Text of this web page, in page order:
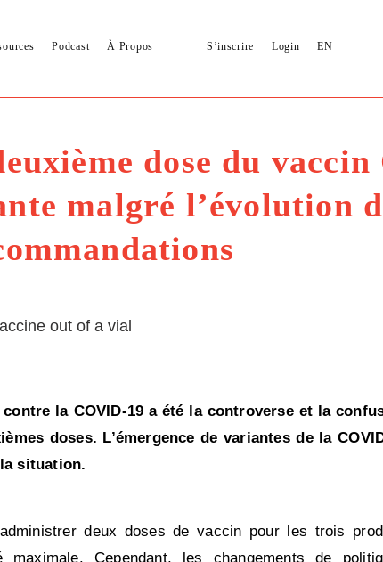
Podcast À Propos S’inscrire Login EN
dose du
malgré l’évolution
la COVID-19 a été la controverse et la
doses. L’émergence de variantes de la
situation.
deux doses de vaccin pour les trois
Cependant, les changements de